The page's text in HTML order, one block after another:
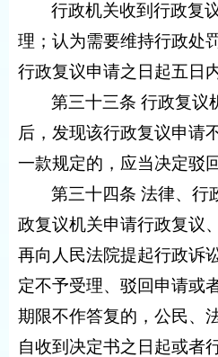
行政机关收到行政复
理；认为需要维持行政处
行政复议申请之日起五日
第三十三条 行政复议
后，发现该行政复议申请
一款规定的，应当决定驳
第三十四条 法律、行
政复议机关申请行政复议
再向人民法院提起行政诉
定不予受理、驳回申请或
期限不作答复的，公民、
自收到决定书之日起或者